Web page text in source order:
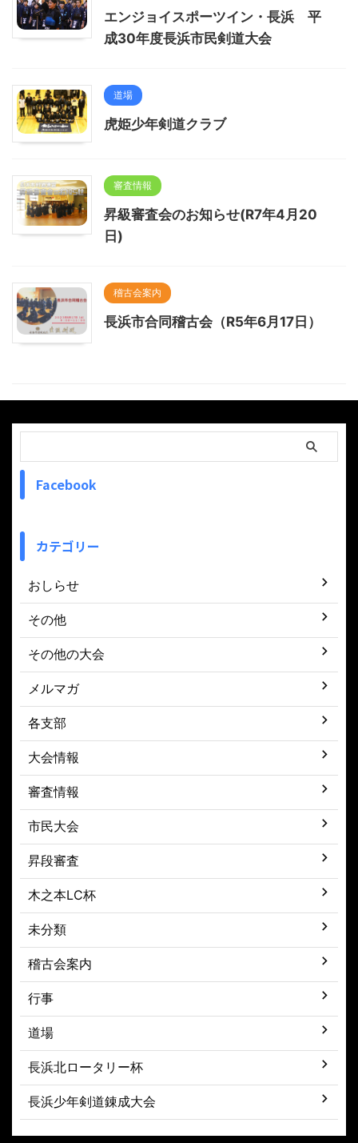
エンジョイスポーツイン・長浜 平
成30年度長浜市民剣道大会
道場
虎姫少年剣道クラブ
審査情報
昇級審査会のお知らせ(R7年4月20
日)
稽古会案内
長浜市合同稽古会（R5年6月17日）
Facebook
カテゴリー
おしらせ
その他
その他の大会
メルマガ
各支部
大会情報
審査情報
市民大会
昇段審査
木之本LC杯
未分類
稽古会案内
行事
道場
長浜北ロータリー杯
長浜少年剣道錬成大会